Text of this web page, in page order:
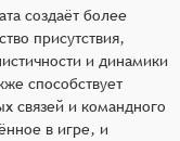
создаёт более
присутствия,
и динамики
способствует
связей и командного
в игре, и